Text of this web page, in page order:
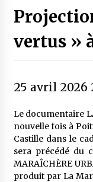
vertus »
25 avril 2026
Le documentaire
nouvelle fois à
Castille dans le
sera précédé du
MARAÎCHÈRE
produit par La